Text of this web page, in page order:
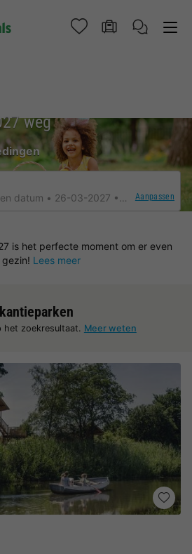
weg
datum
26-03-2027 ElkeAanpassen
is het perfecte moment om er even
Lees meer
het zoekresultaat. Meer weten